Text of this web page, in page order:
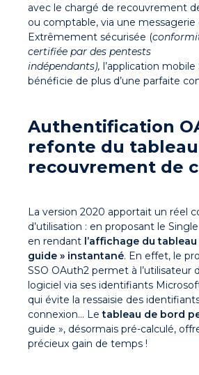
avec le chargé de recouvrement
ou comptable, via une messagerie
Extrêmement sécurisée (
certifiée par des pentests
indépendants), l’application mobile
bénéficie de plus d’une parfaite
Authentification
refonte du
recouvrement de
La version 2020 apportait un réel
d’utilisation : en proposant le
en rendant l’affichage du
guide » instantané. En effet, le
SSO OAuth2 permet à l’utilisateur
logiciel via ses identifiants
qui évite la ressaisie des
connexion… Letableau de bord
guide », désormais pré-calculé,
précieux gain de temps !